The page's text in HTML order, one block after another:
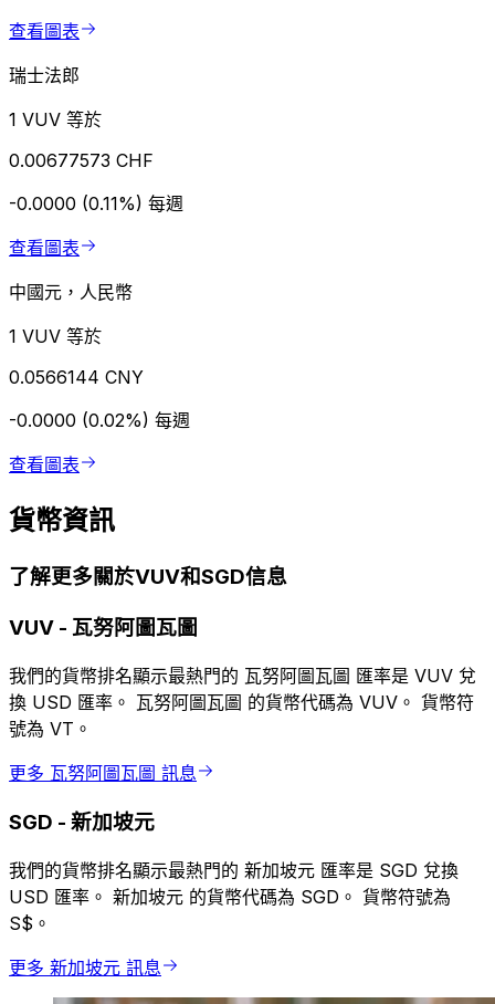
查看圖表
瑞士法郎
1 VUV 等於
0.00677573 CHF
-0.0000 (0.11%) 每週
查看圖表
中國元，人民幣
1 VUV 等於
0.0566144 CNY
-0.0000 (0.02%) 每週
查看圖表
貨幣資訊
了解更多關於VUV和SGD信息
VUV - 瓦努阿圖瓦圖
我們的貨幣排名顯示最熱門的 瓦努阿圖瓦圖 匯率是 VUV 兌
換 USD 匯率。 瓦努阿圖瓦圖 的貨幣代碼為 VUV。 貨幣符
號為 VT。
更多 瓦努阿圖瓦圖 訊息
SGD - 新加坡元
我們的貨幣排名顯示最熱門的 新加坡元 匯率是 SGD 兌換
USD 匯率。 新加坡元 的貨幣代碼為 SGD。 貨幣符號為
S$。
更多 新加坡元 訊息